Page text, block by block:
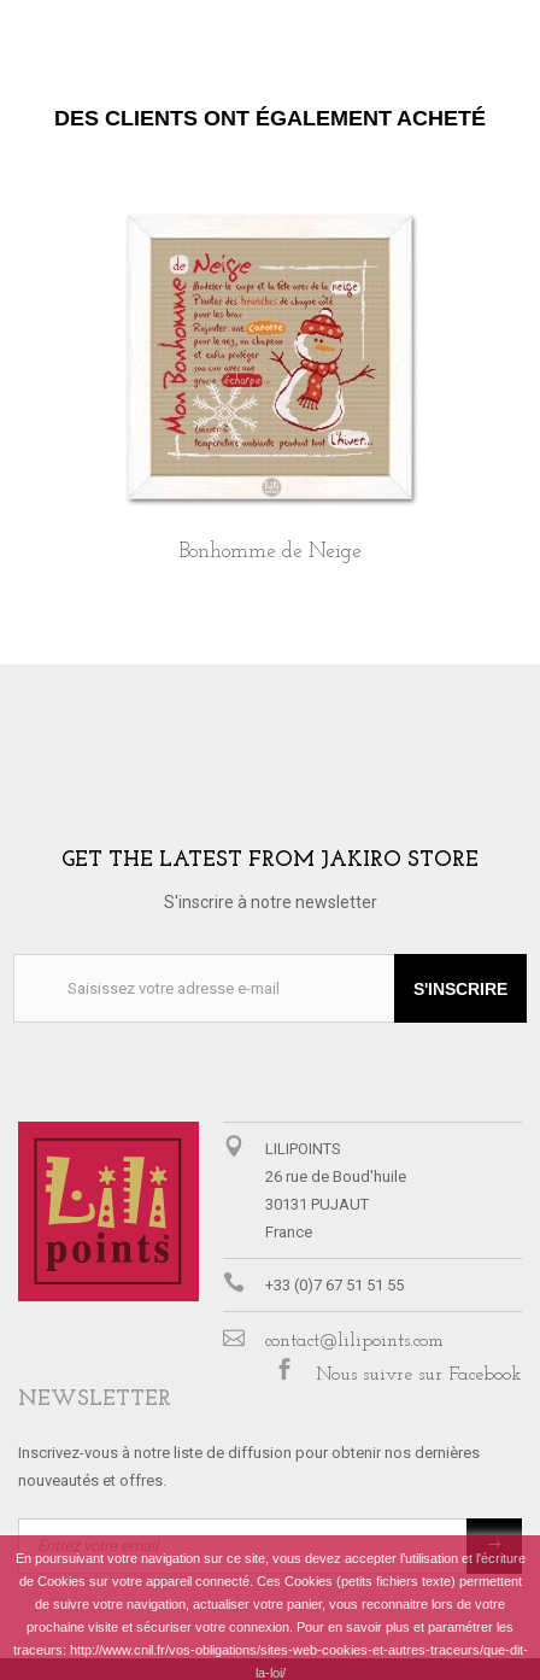
DES CLIENTS ONT ÉGALEMENT ACHETÉ
Bonhomme de Neige
GET THE LATEST FROM JAKIRO STORE
S'inscrire à notre newsletter
S'INSCRIRE
LILIPOINTS
26 rue de Boud'huile
30131 PUJAUT
France
+33 (0)7 67 51 51 55
contact@lilipoints.com
Nous suivre sur Facebook
NEWSLETTER
Inscrivez-vous à notre liste de diffusion pour obtenir nos dernières
nouveautés et offres.
En poursuivant votre navigation sur ce site, vous devez accepter l’utilisation et l'écriture
de Cookies sur votre appareil connecté. Ces Cookies (petits fichiers texte) permettent
de suivre votre navigation, actualiser votre panier, vous reconnaitre lors de votre
prochaine visite et sécuriser votre connexion. Pour en savoir plus et paramétrer les
traceurs: http://www.cnil.fr/vos-obligations/sites-web-cookies-et-autres-traceurs/que-dit-
la-loi/